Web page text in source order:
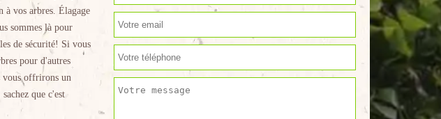
à vos arbres. Élagage
sommes là pour
de sécurité! Si vous
pour d'autres
vous offrirons un
que c'est